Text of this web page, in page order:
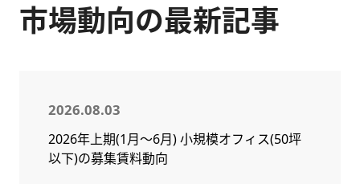
市場動向の最新記事
2026.08.03
2026年上期(1月～6月) 小規模オフィス(50坪
以下)の募集賃料動向